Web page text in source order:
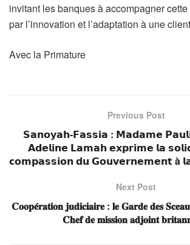
invitant les banques à accompagner
par l’innovation et l’adaptation à une
Avec la Primature
Previous Post
𝗦𝗮𝗻𝗼𝘆𝗮𝗵-𝗙𝗮𝘀𝘀𝗶𝗮 : 𝗠𝗮𝗱𝗮𝗺𝗲
𝗔𝗱𝗲𝗹𝗶𝗻𝗲 𝗟𝗮𝗺𝗮𝗵 𝗲𝘅𝗽𝗿𝗶𝗺𝗲 𝗹𝗮
𝗰𝗼𝗺𝗽𝗮𝘀𝘀𝗶𝗼𝗻 𝗱𝘂 𝗚𝗼𝘂𝘃𝗲𝗿𝗻𝗲𝗺𝗲𝗻𝘁 à 𝗹𝗮
Next Post
𝐂𝐨𝐨𝐩𝐞́𝐫𝐚𝐭𝐢𝐨𝐧 𝐣𝐮𝐝𝐢𝐜𝐢𝐚𝐢𝐫𝐞 : 𝐥𝐞 𝐆𝐚𝐫𝐝𝐞 𝐝𝐞𝐬
𝐂𝐡𝐞𝐟 𝐝𝐞 𝐦𝐢𝐬𝐬𝐢𝐨𝐧 𝐚𝐝𝐣𝐨𝐢𝐧𝐭